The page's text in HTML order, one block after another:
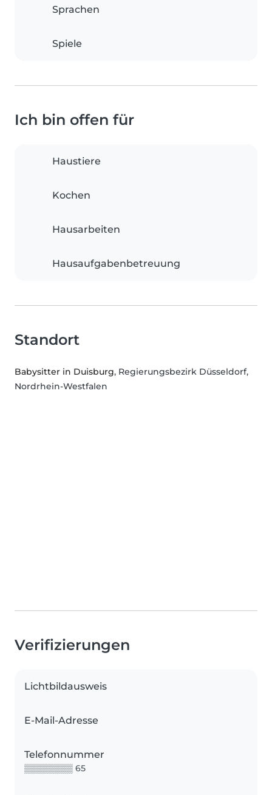
Sprachen
Spiele
Ich bin offen für
Haustiere
Kochen
Hausarbeiten
Hausaufgabenbetreuung
Standort
Babysitter in Duisburg, Regierungsbezirk Düsseldorf,
Nordrhein-Westfalen
Verifizierungen
Lichtbildausweis
E-Mail-Adresse
Telefonnummer
▒▒▒▒▒▒▒▒ 65